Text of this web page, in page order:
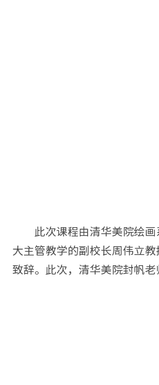
此次课程由清华美院绘
大主管教学的副校长周伟立
致辞。此次，清华美院封帆